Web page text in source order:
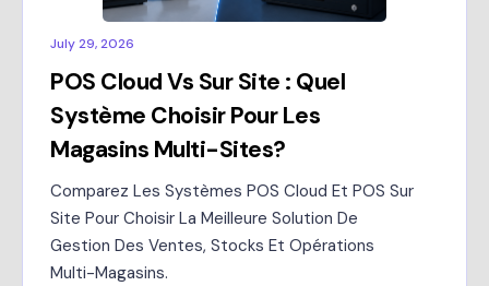
July 29, 2026
POS Cloud Vs Sur Site : Quel
Système Choisir Pour Les
Magasins Multi-Sites?
Comparez Les Systèmes POS Cloud Et POS Sur
Site Pour Choisir La Meilleure Solution De
Gestion Des Ventes, Stocks Et Opérations
Multi-Magasins.